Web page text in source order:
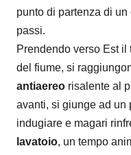
punto di partenza di
passi.
Prendendo verso Est
del fiume, si
antiaereo risalente al
avanti, si giunge ad un
indugiare e magari
lavatoio, un tempo